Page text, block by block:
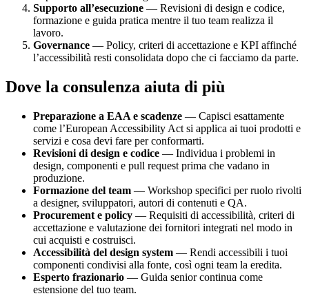
Supporto all’esecuzione — Revisioni di design e codice,
formazione e guida pratica mentre il tuo team realizza il
lavoro.
Governance — Policy, criteri di accettazione e KPI affinché
l’accessibilità resti consolidata dopo che ci facciamo da parte.
Dove la consulenza aiuta di più
Preparazione a EAA e scadenze — Capisci esattamente
come l’European Accessibility Act si applica ai tuoi prodotti e
servizi e cosa devi fare per conformarti.
Revisioni di design e codice — Individua i problemi in
design, componenti e pull request prima che vadano in
produzione.
Formazione del team — Workshop specifici per ruolo rivolti
a designer, sviluppatori, autori di contenuti e QA.
Procurement e policy — Requisiti di accessibilità, criteri di
accettazione e valutazione dei fornitori integrati nel modo in
cui acquisti e costruisci.
Accessibilità del design system — Rendi accessibili i tuoi
componenti condivisi alla fonte, così ogni team la eredita.
Esperto frazionario — Guida senior continua come
estensione del tuo team.